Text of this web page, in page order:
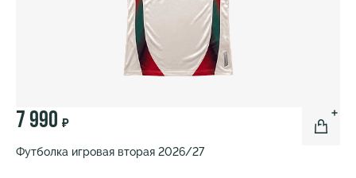
7 990 ₽
Футболка игровая вторая 2026/27